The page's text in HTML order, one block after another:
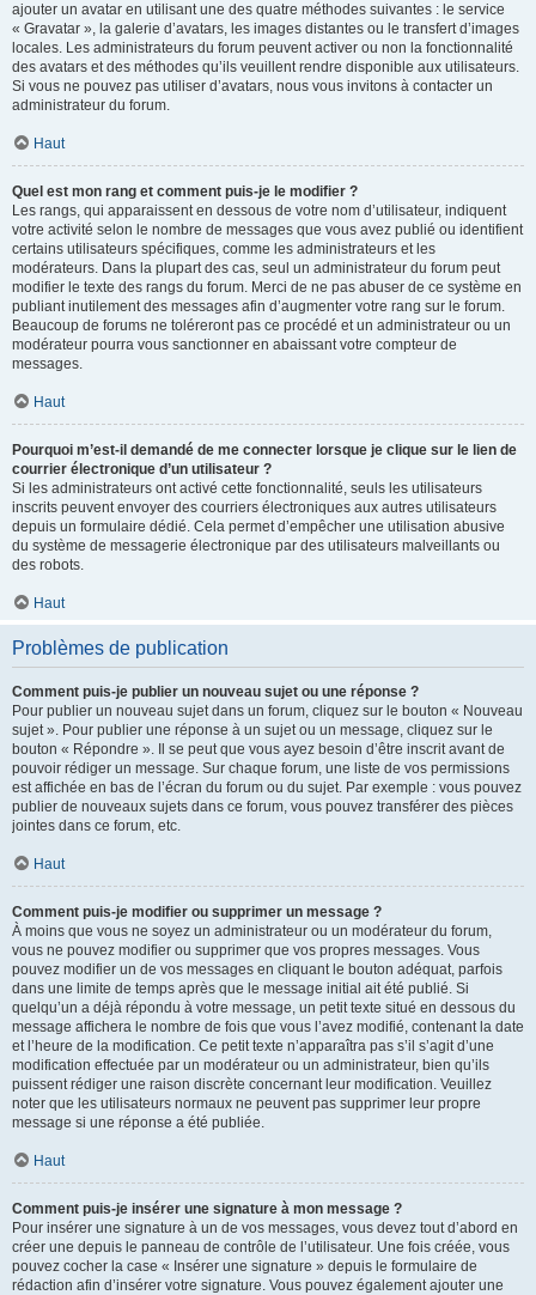
ajouter un avatar en utilisant une des quatre méthodes suivantes : le service
« Gravatar », la galerie d’avatars, les images distantes ou le transfert d’images
locales. Les administrateurs du forum peuvent activer ou non la fonctionnalité
des avatars et des méthodes qu’ils veuillent rendre disponible aux utilisateurs.
Si vous ne pouvez pas utiliser d’avatars, nous vous invitons à contacter un
administrateur du forum.
Haut
Quel est mon rang et comment puis-je le modifier ?
Les rangs, qui apparaissent en dessous de votre nom d’utilisateur, indiquent
votre activité selon le nombre de messages que vous avez publié ou identifient
certains utilisateurs spécifiques, comme les administrateurs et les
modérateurs. Dans la plupart des cas, seul un administrateur du forum peut
modifier le texte des rangs du forum. Merci de ne pas abuser de ce système en
publiant inutilement des messages afin d’augmenter votre rang sur le forum.
Beaucoup de forums ne toléreront pas ce procédé et un administrateur ou un
modérateur pourra vous sanctionner en abaissant votre compteur de
messages.
Haut
Pourquoi m’est-il demandé de me connecter lorsque je clique sur le lien de
courrier électronique d’un utilisateur ?
Si les administrateurs ont activé cette fonctionnalité, seuls les utilisateurs
inscrits peuvent envoyer des courriers électroniques aux autres utilisateurs
depuis un formulaire dédié. Cela permet d’empêcher une utilisation abusive
du système de messagerie électronique par des utilisateurs malveillants ou
des robots.
Haut
Problèmes de publication
Comment puis-je publier un nouveau sujet ou une réponse ?
Pour publier un nouveau sujet dans un forum, cliquez sur le bouton « Nouveau
sujet ». Pour publier une réponse à un sujet ou un message, cliquez sur le
bouton « Répondre ». Il se peut que vous ayez besoin d’être inscrit avant de
pouvoir rédiger un message. Sur chaque forum, une liste de vos permissions
est affichée en bas de l’écran du forum ou du sujet. Par exemple : vous pouvez
publier de nouveaux sujets dans ce forum, vous pouvez transférer des pièces
jointes dans ce forum, etc.
Haut
Comment puis-je modifier ou supprimer un message ?
À moins que vous ne soyez un administrateur ou un modérateur du forum,
vous ne pouvez modifier ou supprimer que vos propres messages. Vous
pouvez modifier un de vos messages en cliquant le bouton adéquat, parfois
dans une limite de temps après que le message initial ait été publié. Si
quelqu’un a déjà répondu à votre message, un petit texte situé en dessous du
message affichera le nombre de fois que vous l’avez modifié, contenant la date
et l’heure de la modification. Ce petit texte n’apparaîtra pas s’il s’agit d’une
modification effectuée par un modérateur ou un administrateur, bien qu’ils
puissent rédiger une raison discrète concernant leur modification. Veuillez
noter que les utilisateurs normaux ne peuvent pas supprimer leur propre
message si une réponse a été publiée.
Haut
Comment puis-je insérer une signature à mon message ?
Pour insérer une signature à un de vos messages, vous devez tout d’abord en
créer une depuis le panneau de contrôle de l’utilisateur. Une fois créée, vous
pouvez cocher la case « Insérer une signature » depuis le formulaire de
rédaction afin d’insérer votre signature. Vous pouvez également ajouter une